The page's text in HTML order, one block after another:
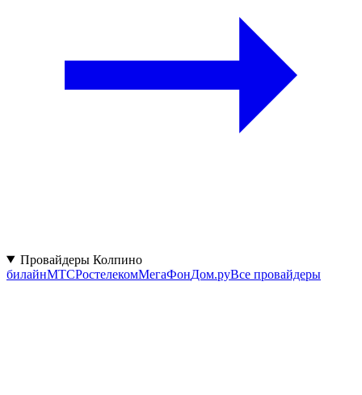
Провайдеры Колпино
билайнМТСРостелекомМегаФонДом.руВсе провайдеры